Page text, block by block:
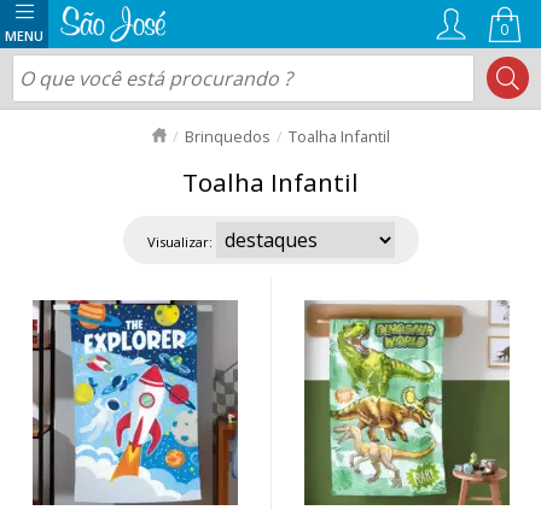
0
Brinquedos Toalha Infantil
Toalha Infantil
Visualizar: